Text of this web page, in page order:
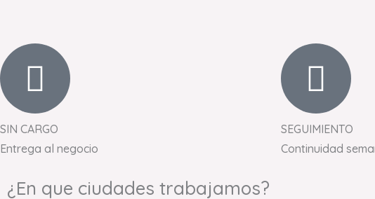
SIN CARGO
Entrega al negocio
SEGUIMIENTO
Continuidad
¿En que ciudades trabajamos?